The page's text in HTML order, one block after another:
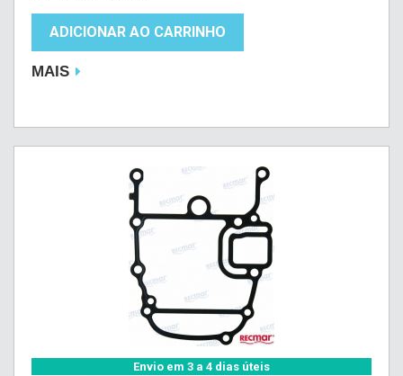
ADICIONAR AO CARRINHO
MAIS
Envio em 3 a 4 dias úteis